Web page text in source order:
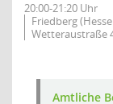
20:00-21:20 Uhr
Friedberg
Wetteraustraße
Amtliche